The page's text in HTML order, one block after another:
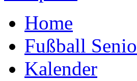
Home
Fußball
Kalender